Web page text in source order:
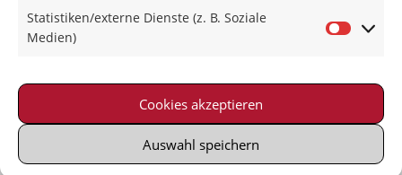
Statistiken/externe Dienste (z. B. Soziale
Medien)
Cookies akzeptieren
Auswahl speichern
|Datenschutz|Kontakt
© 2021-2026 Schachklub Schweinfurt 2000 e. V.
Powered by Wordpress with Neve-Theme